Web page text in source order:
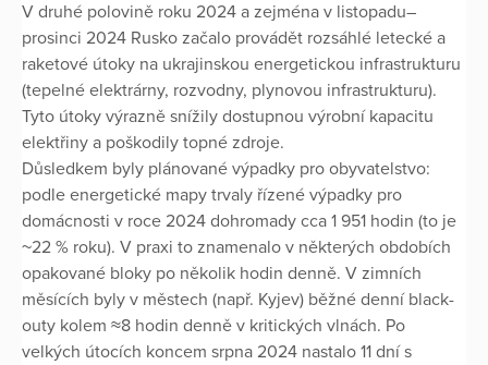
V druhé polovině roku 2024 a zejména v listopadu–
prosinci 2024 Rusko začalo provádět rozsáhlé letecké a
raketové útoky na ukrajinskou energetickou infrastrukturu
(tepelné elektrárny, rozvodny, plynovou infrastrukturu).
Tyto útoky výrazně snížily dostupnou výrobní kapacitu
elektřiny a poškodily topné zdroje.
Důsledkem byly plánované výpadky pro obyvatelstvo:
podle energetické mapy trvaly řízené výpadky pro
domácnosti v roce 2024 dohromady cca 1 951 hodin (to je
~22 % roku). V praxi to znamenalo v některých obdobích
opakované bloky po několik hodin denně. V zimních
měsících byly v městech (např. Kyjev) běžné denní black-
outy kolem ≈8 hodin denně v kritických vlnách. Po
velkých útocích koncem srpna 2024 nastalo 11 dní s